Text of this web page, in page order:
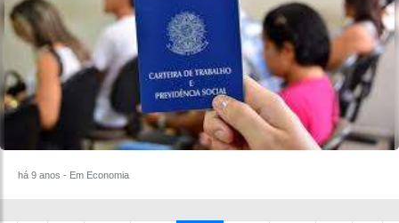
há 9 anos - Em Economia